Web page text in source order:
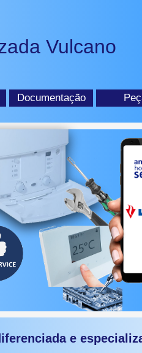
Documentação
Vulcano
e